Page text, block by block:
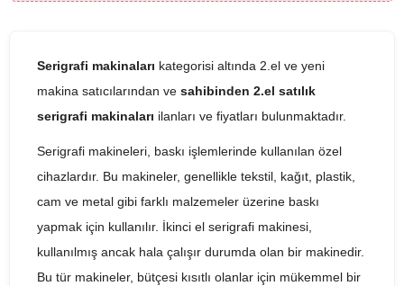
Serigrafi makinaları kategorisi altında 2.el ve yeni
makina satıcılarından ve sahibinden 2.el satılık
serigrafi makinaları ilanları ve fiyatları bulunmaktadır.
Serigrafi makineleri, baskı işlemlerinde kullanılan özel
cihazlardır. Bu makineler, genellikle tekstil, kağıt, plastik,
cam ve metal gibi farklı malzemeler üzerine baskı
yapmak için kullanılır. İkinci el serigrafi makinesi,
kullanılmış ancak hala çalışır durumda olan bir makinedir.
Bu tür makineler, bütçesi kısıtlı olanlar için mükemmel bir